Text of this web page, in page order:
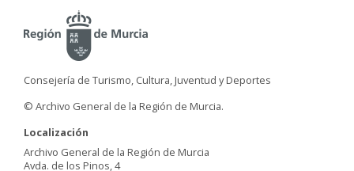
Consejería de Turismo, Cultura, Juventud y Deportes
© Archivo General de la Región de Murcia.
Localización
Archivo General de la Región de Murcia
Avda. de los Pinos, 4